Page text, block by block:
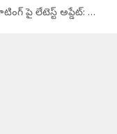
ఈ సంవత్సరంలోనే రిలీజ్ అయ్యేలా ప్లాన్?